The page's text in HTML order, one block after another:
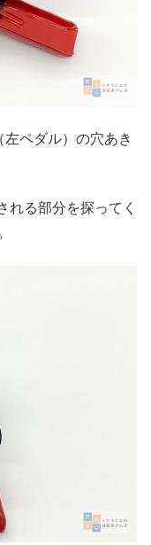
ペダル）の穴あき
れる部分を探ってく